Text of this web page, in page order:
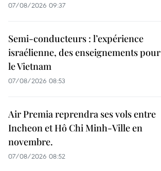
07/08/2026 09:37
Semi-conducteurs : l’expérience
israélienne, des enseignements pour
le Vietnam
07/08/2026 08:53
Air Premia reprendra ses vols entre
Incheon et Hô Chi Minh-Ville en
novembre.
07/08/2026 08:52